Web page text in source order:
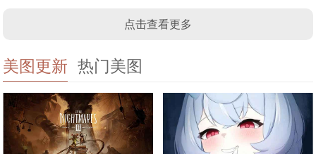
点击查看更多
美图更新 热门美图